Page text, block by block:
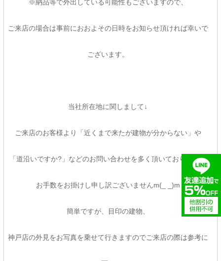
※納品等で外出している可能性もございますので、
ご来店の場合は事前におおよその日時をお知らせ頂ければ幸いで
ございます。
当社所在地に関しまして↓
ご来店のお客様より「近くまで来たが建物が分からない」や
「道沿いですか?」などのお問い合わせを多く頂いております。
お手数をお掛けし申し訳ございませんm(_ _)m
簡単ですが、目印の建物、
神戸店の外見をお写真を乗せて行きますのでご来店の際は参考に